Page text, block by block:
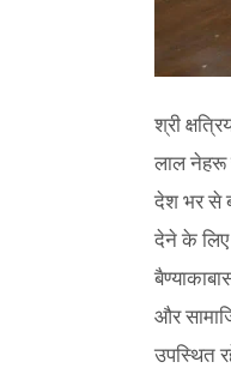
श्री
लाल नेहरू
देश भर से
देने के लिए
और
उपस्थित